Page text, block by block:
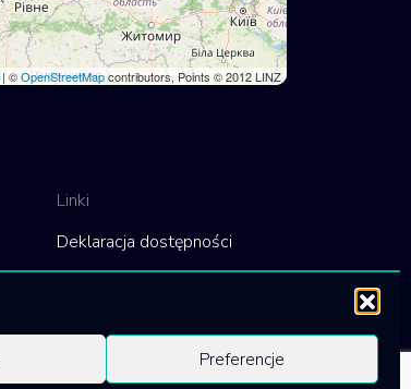
Preferencje
| ©OpenStreetMapcontributors, Points © 2012 LINZ
Linki
Deklaracja dostępności